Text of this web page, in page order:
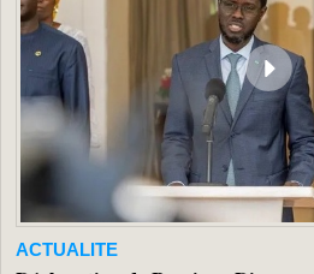
ACTUALITE